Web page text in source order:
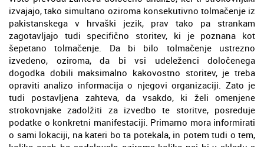
izvajajo, tako simultano oziroma konsekutivno tolmačenje iz
pakistanskega v hrvaški jezik, prav tako pa strankam
zagotavljajo tudi specifično storitev, ki je poznana kot
šepetano tolmačenje. Da bi bilo tolmačenje ustrezno
izvedeno, oziroma, da bi vsi udeleženci določenega
dogodka dobili maksimalno kakovostno storitev, je treba
opraviti analizo informacija o njegovi organizaciji. Zato je
tudi postavljena zahteva, da vsakdo, ki želi omenjene
strokovnjake zadolžiti za izvedbo te storitve, posreduje
podatke o konkretni manifestaciji. Primarno mora informirati
o sami lokaciji, na kateri bo ta potekala, in potem tudi o tem,